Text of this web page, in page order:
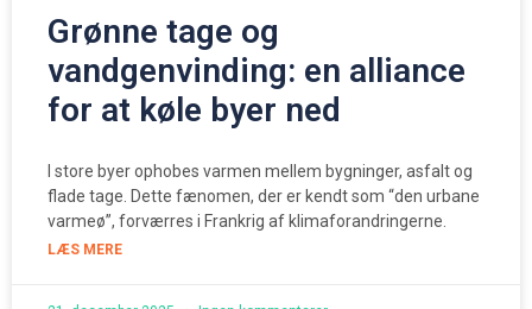
Grønne tage og
vandgenvinding: en alliance
for at køle byer ned
I store byer ophobes varmen mellem bygninger, asfalt og
flade tage. Dette fænomen, der er kendt som “den urbane
varmeø”, forværres i Frankrig af klimaforandringerne.
LÆS MERE